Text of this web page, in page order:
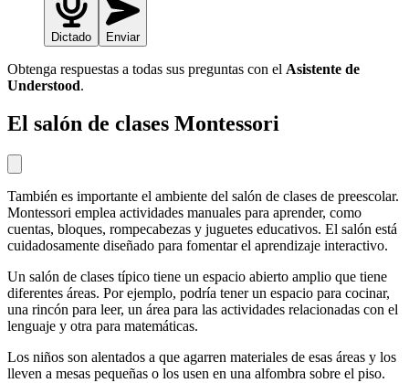
Dictado Enviar
Obtenga respuestas a todas sus preguntas con el Asistente de
Understood.
El salón de clases Montessori
También es importante el ambiente del salón de clases de preescolar.
Montessori emplea actividades manuales para aprender, como
cuentas, bloques, rompecabezas y juguetes educativos. El salón está
cuidadosamente diseñado para fomentar el aprendizaje interactivo.
Un salón de clases típico tiene un espacio abierto amplio que tiene
diferentes áreas. Por ejemplo, podría tener un espacio para cocinar,
una rincón para leer, un área para las actividades relacionadas con el
lenguaje y otra para matemáticas.
Los niños son alentados a que agarren materiales de esas áreas y los
lleven a mesas pequeñas o los usen en una alfombra sobre el piso.